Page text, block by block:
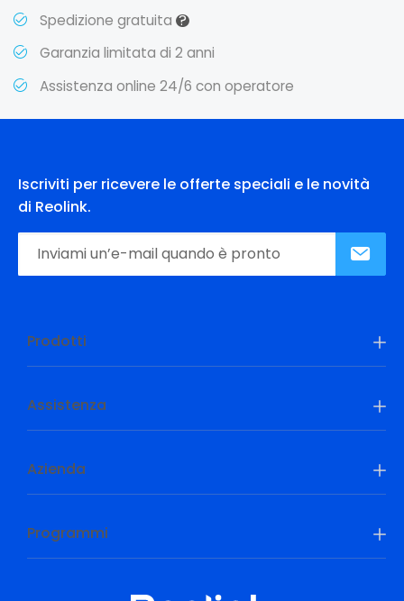
Spedizione gratuita?
Garanzia limitata di 2 anni
Assistenza online 24/6 con operatore
Iscriviti per ricevere le offerte speciali e le novità
di Reolink.
Prodotti
Assistenza
Azienda
Programmi